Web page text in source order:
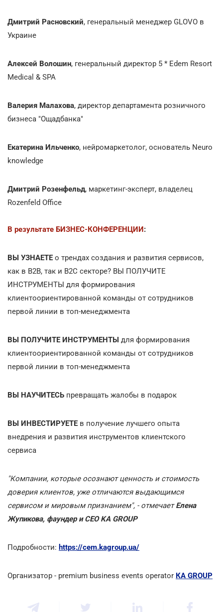
Дмитрий Расновский, генеральный менеджер GLOVO в
Украине
Алексей Волошин, генеральный директор 5 * Edem Resort
Medical & SPA
Валерия Малахова, директор департамента розничного
бизнеса "Ощадбанка"
Екатерина Ильченко, нейромаркетолог, основатель Neuro
knowledge
Дмитрий Розенфельд, маркетинг-эксперт, владелец
Rozenfeld Office
В результате БИЗНЕС-КОНФЕРЕНЦИИ:
ВЫ УЗНАЕТЕ о трендах создания и развития сервисов,
как в B2B, так и B2C секторе? ВЫ ПОЛУЧИТЕ
ИНСТРУМЕНТЫ для формирования
клиентоориентированной команды от сотрудников
первой линии в топ-менеджмента
ВЫ ПОЛУЧИТЕ ИНСТРУМЕНТЫ для формирования
клиентоориентированной команды от сотрудников
первой линии в топ-менеджмента
ВЫ НАУЧИТЕСЬ превращать жалобы в подарок
ВЫ ИНВЕСТИРУЕТЕ в получение лучшего опыта
внедрения и развития инструментов клиентского
сервиса
"Компании, которые осознают ценность и стоимость
доверия клиентов, уже отличаются выдающимся
сервисом и мировым признанием", - отмечаетЕлена
Жупикова, фаундер и СЕО KA GROUP
Подробности: https://cem.kagroup.ua/
Организатор - premium business events operator КА GROUP